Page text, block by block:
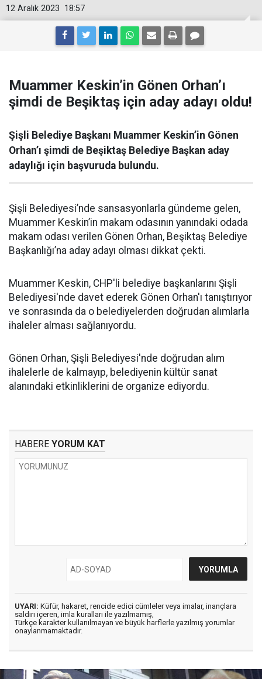
18:57
12 Aralık 2023
Muammer Keskin’in Gönen Orhan’ı
şimdi de Beşiktaş için aday adayı oldu!
Şişli Belediye Başkanı Muammer Keskin’in Gönen
Orhan’ı şimdi de Beşiktaş Belediye Başkan aday
adaylığı için başvuruda bulundu.
Şişli Belediyesi’nde sansasyonlarla gündeme gelen,
Muammer Keskin’in makam odasının yanındaki odada
makam odası verilen Gönen Orhan, Beşiktaş Belediye
Başkanlığı’na aday adayı olması dikkat çekti.
Muammer Keskin, CHP'li belediye başkanlarını Şişli
Belediyesi'nde davet ederek Gönen Orhan'ı tanıştırıyor
ve sonrasında da o belediyelerden doğrudan alımlarla
ihaleler alması sağlanıyordu.
Gönen Orhan, Şişli Belediyesi'nde doğrudan alım
ihalelerle de kalmayıp, belediyenin kültür sanat
alanındaki etkinliklerini de organize ediyordu.
HABERE YORUM KAT
UYARI: Küfür, hakaret, rencide edici cümleler veya imalar, inançlara
saldırı içeren, imla kuralları ile yazılmamış,
Türkçe karakter kullanılmayan ve büyük harflerle yazılmış yorumlar
onaylanmamaktadır.